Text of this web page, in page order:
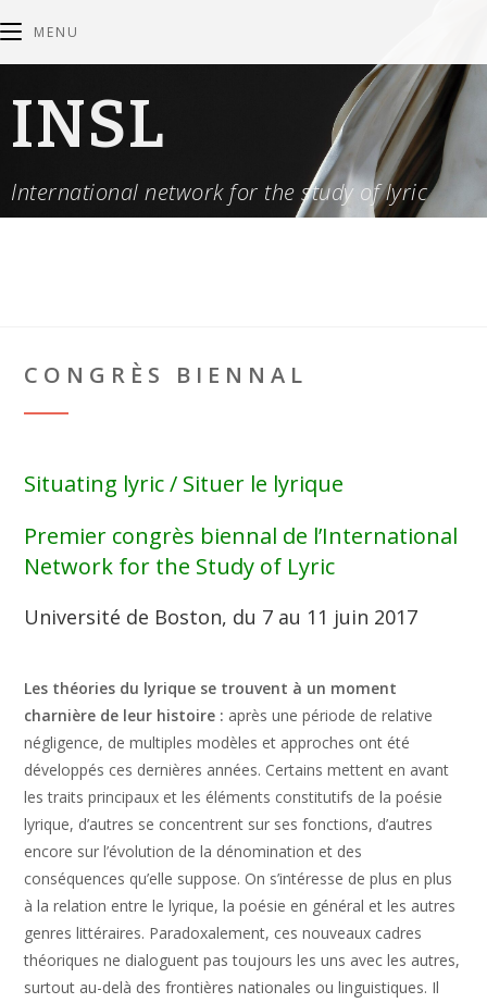
MENU
INSL
International network for the study of lyric
CONGRÈS BIENNAL
Situating lyric / Situer le lyrique
Premier congrès biennal de l’International
Network for the Study of Lyric
Université de Boston, du 7 au 11 juin 2017
Les théories du lyrique se trouvent à un moment
charnière de leur histoire : après une période de relative
négligence, de multiples modèles et approches ont été
développés ces dernières années. Certains mettent en avant
les traits principaux et les éléments constitutifs de la poésie
lyrique, d’autres se concentrent sur ses fonctions, d’autres
encore sur l’évolution de la dénomination et des
conséquences qu’elle suppose. On s’intéresse de plus en plus
à la relation entre le lyrique, la poésie en général et les autres
genres littéraires. Paradoxalement, ces nouveaux cadres
théoriques ne dialoguent pas toujours les uns avec les autres,
surtout au-delà des frontières nationales ou linguistiques. Il